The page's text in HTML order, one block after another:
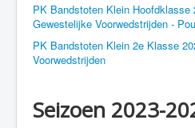
PK Bandstoten Klein Hoofdklasse
Gewestelijke Voorwedstrijden -
PK Bandstoten Klein 2e Klasse
Voorwedstrijden
Seizoen 2023-